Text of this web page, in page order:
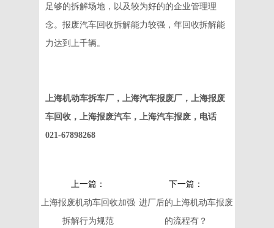
足够的拆解场地，以及较为好的的企业管理理
念。报废汽车回收拆解能力较强，年回收拆解能
力达到上千辆。
上海机动车拆车厂，上海汽车报废厂，上海报废
车回收，上海报废汽车，上海汽车报废，电话
021-67898268
上一篇：
上海报废机动车回收加强
拆解行为规范
下一篇：
进厂后的上海机动车报废
的流程有？